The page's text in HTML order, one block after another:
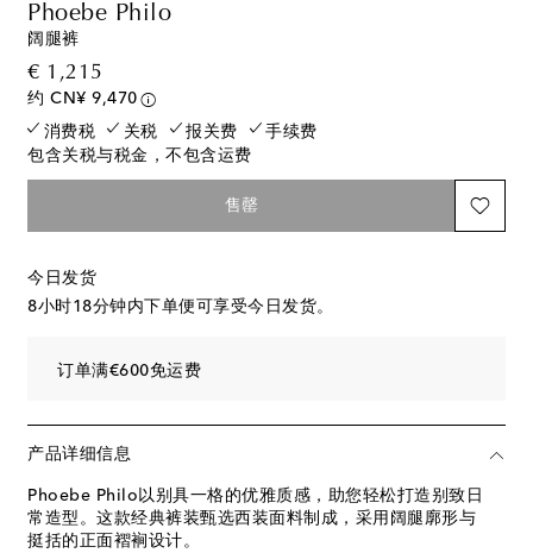
Phoebe Philo
阔腿裤
€ 1,215original price
约 CN¥ 9,470
消费税
关税 报关费
手续费
包含关税与税金，不包含运费
售罄
今日发货
8小时18分钟内下单便可享受今日发货。
订单满€600免运费
产品详细信息
Phoebe Philo以别具一格的优雅质感，助您轻松打造别致日
常造型。这款经典裤装甄选西装面料制成，采用阔腿廓形与
挺括的正面褶裥设计。